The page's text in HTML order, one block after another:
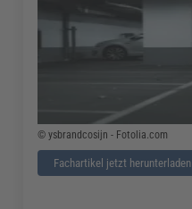
© ysbrandcosijn - Fotolia.com
Fachartikel jetzt herunterladen